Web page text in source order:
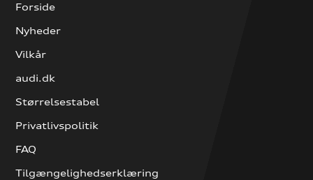
Forside
Nyheder
Vilkår
audi.dk
Størrelsestabel
Privatlivspolitik
FAQ
Tilgængelighedserklæring